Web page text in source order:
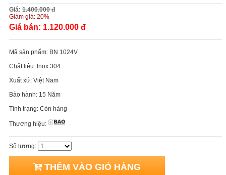
Giá: 1.400.000 đ
Giảm giá: 20%
Giá bán: 1.120.000 đ
Mã sản phẩm: BN 1024V
Chất liệu: Inox 304
Xuất xứ: Việt Nam
Bảo hành: 15 Năm
Tình trạng: Còn hàng
Thương hiệu:
Số lượng:
THÊM VÀO GIỎ HÀNG